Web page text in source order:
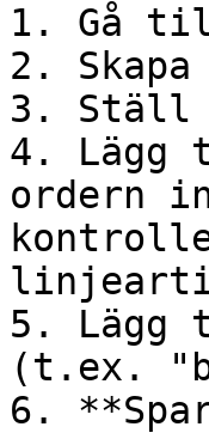
1. Gå
2.
3. Ställ
4.
ordern
5. Lägg
(t.ex.
6.